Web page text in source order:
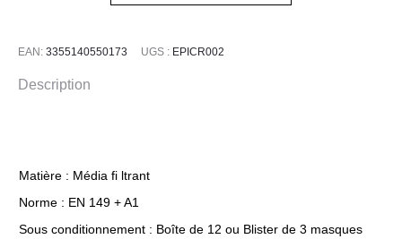
jetable
EAN: 3355140550173 UGS : EPICR002
Description
Matière : Média fi ltrant
Norme : EN 149 + A1
Sous conditionnement : Boîte de 12 ou Blister de 3 masques